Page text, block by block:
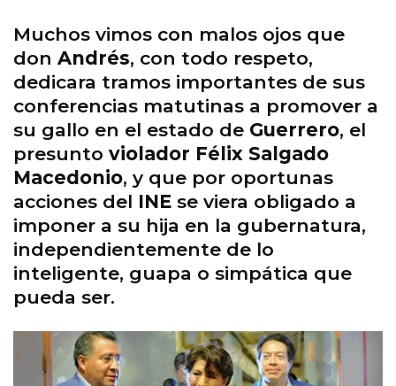
Muchos vimos con malos ojos que
don Andrés, con todo respeto,
dedicara tramos importantes de sus
conferencias matutinas a promover a
su gallo en el estado de Guerrero, el
presunto violador Félix Salgado
Macedonio, y que por oportunas
acciones del INE se viera obligado a
imponer a su hija en la gubernatura,
independientemente de lo
inteligente, guapa o simpática que
pueda ser.